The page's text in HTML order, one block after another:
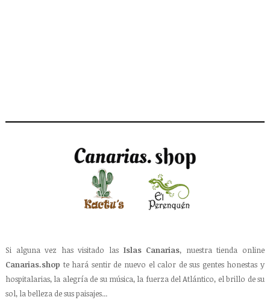
Si alguna vez has visitado las Islas Canarias, nuestra tienda online
Canarias.shop te hará sentir de nuevo el calor de sus gentes honestas y
hospitalarias, la alegría de su música, la fuerza del Atlántico, el brillo de su
sol, la belleza de sus paisajes...